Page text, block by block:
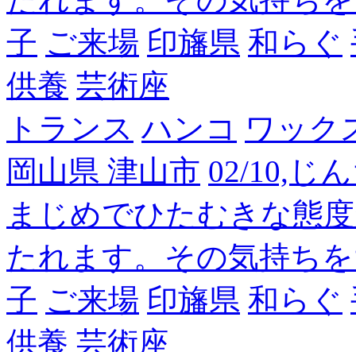
子 ご来場 印旛県 和らぐ
供養 芸術座
トランス ハンコ ワック
岡山県 津山市 02/10,じ
まじめでひたむきな態
たれます。その気持ち
子 ご来場 印旛県 和らぐ
供養 芸術座